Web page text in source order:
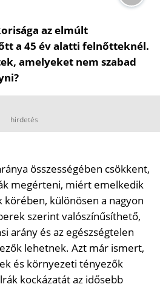
az elmúlt
a 45 év alatti felnőtteknél.
amelyeket nem szabad
hirdetés
összességében csökkent,
megérteni, miért emelkedik
különösen a nagyon
szerint valószínűsíthető,
arány és az egészségtelen
lehetnek. Azt már ismert,
és környezeti tényezők
kockázatát az idősebb